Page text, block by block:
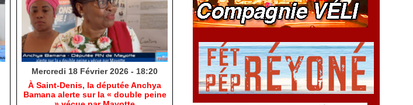
Mercredi 18 Février 2026 - 18:20
​À Saint-Denis, la députée Anchya
Bamana alerte sur la « double peine